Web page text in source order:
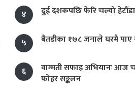
४ दुई दशकपछि फेरि चल्यो
५ बैतडीका १७८ जनाले घरमै पाए
६
वाग्मती सफाइ अभियानः आज
फोहर सङ्कलन